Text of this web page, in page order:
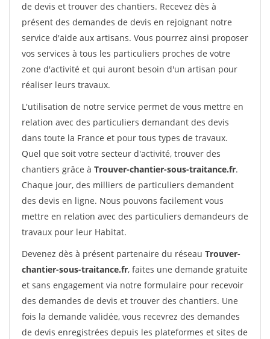
de devis et trouver des chantiers. Recevez dès à
présent des demandes de devis en rejoignant notre
service d'aide aux artisans. Vous pourrez ainsi proposer
vos services à tous les particuliers proches de votre
zone d'activité et qui auront besoin d'un artisan pour
réaliser leurs travaux.
L'utilisation de notre service permet de vous mettre en
relation avec des particuliers demandant des devis
dans toute la France et pour tous types de travaux.
Quel que soit votre secteur d'activité, trouver des
chantiers grâce à Trouver-chantier-sous-traitance.fr.
Chaque jour, des milliers de particuliers demandent
des devis en ligne. Nous pouvons facilement vous
mettre en relation avec des particuliers demandeurs de
travaux pour leur Habitat.
Devenez dès à présent partenaire du réseau Trouver-
chantier-sous-traitance.fr, faites une demande gratuite
et sans engagement via notre formulaire pour recevoir
des demandes de devis et trouver des chantiers. Une
fois la demande validée, vous recevrez des demandes
de devis enregistrées depuis les plateformes et sites de